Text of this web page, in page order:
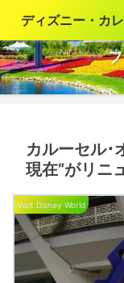
ウォルト
カルーセル
現在”がリニ
Walt Disney World
ディズニー・カ